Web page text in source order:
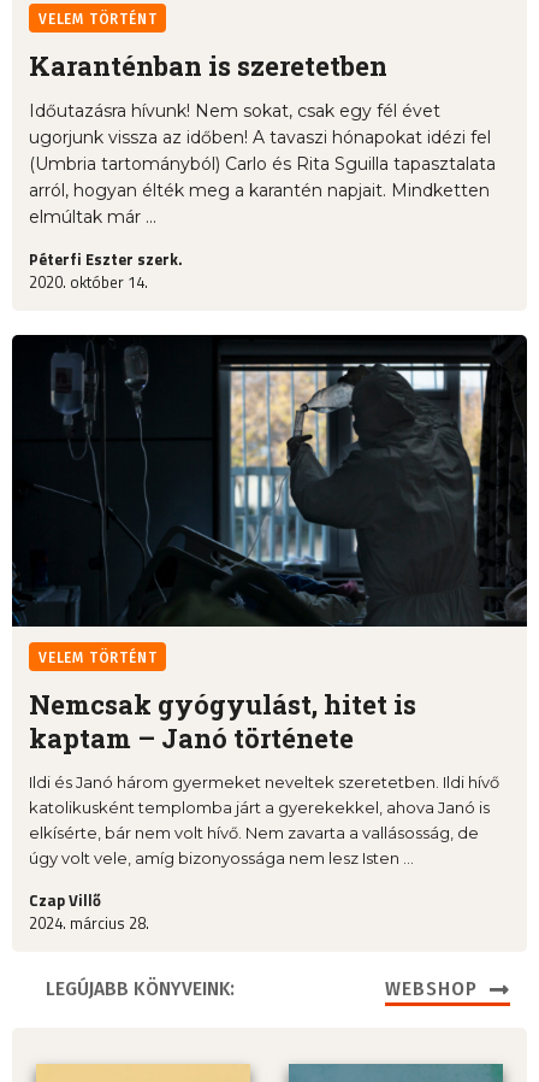
VELEM TÖRTÉNT
Karanténban is szeretetben
Időutazásra hívunk! Nem sokat, csak egy fél évet
ugorjunk vissza az időben! A tavaszi hónapokat idézi fel
(Umbria tartományból) Carlo és Rita Sguilla tapasztalata
arról, hogyan élték meg a karantén napjait. Mindketten
elmúltak már ...
Péterfi Eszter szerk.
2020. október 14.
VELEM TÖRTÉNT
Nemcsak gyógyulást, hitet is
kaptam – Janó története
Ildi és Janó három gyermeket neveltek szeretetben. Ildi hívő
katolikusként templomba járt a gyerekekkel, ahova Janó is
elkísérte, bár nem volt hívő. Nem zavarta a vallásosság, de
úgy volt vele, amíg bizonyossága nem lesz Isten ...
Czap Villő
2024. március 28.
LEGÚJABB KÖNYVEINK: WEBSHOP